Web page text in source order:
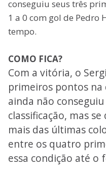
conseguiu seus três
1 a 0 com gol de
tempo.
COMO FICA?
Com a vitória, o
primeiros pontos
ainda não
classificação, mas
mais das últimas
entre os quatro
essa condição até o